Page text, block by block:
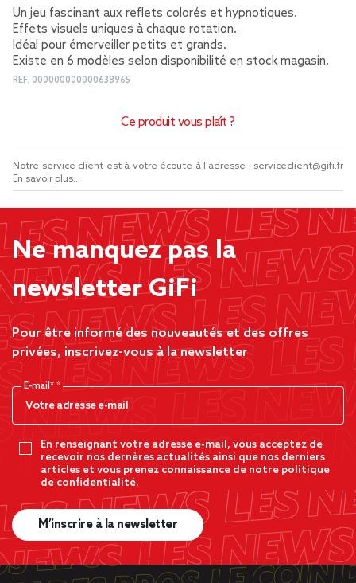
Un jeu fascinant aux reflets colorés et hypnotiques.
Effets visuels uniques à chaque rotation.
Idéal pour émerveiller petits et grands.
Existe en 6 modèles selon disponibilité en stock magasin.
REF. 000000000000638965
Ce produit vous plaît ?
Notre service client est à votre écoute à l'adresse : serviceclient@gifi.fr
En savoir plus...
Ne manquez pas la
newsletter GiFi
Pour être informé des nouveautés et des offres
privées, inscrivez-vous à la newsletter
E-mail*
En renseignant votre adresse e-mail, vous acceptez de
recevoir nos dernères actualités ainsi que nos derniers
articles et vous prenez connaissance de notre politique
de confidentialité.
M’inscrire à la newsletter